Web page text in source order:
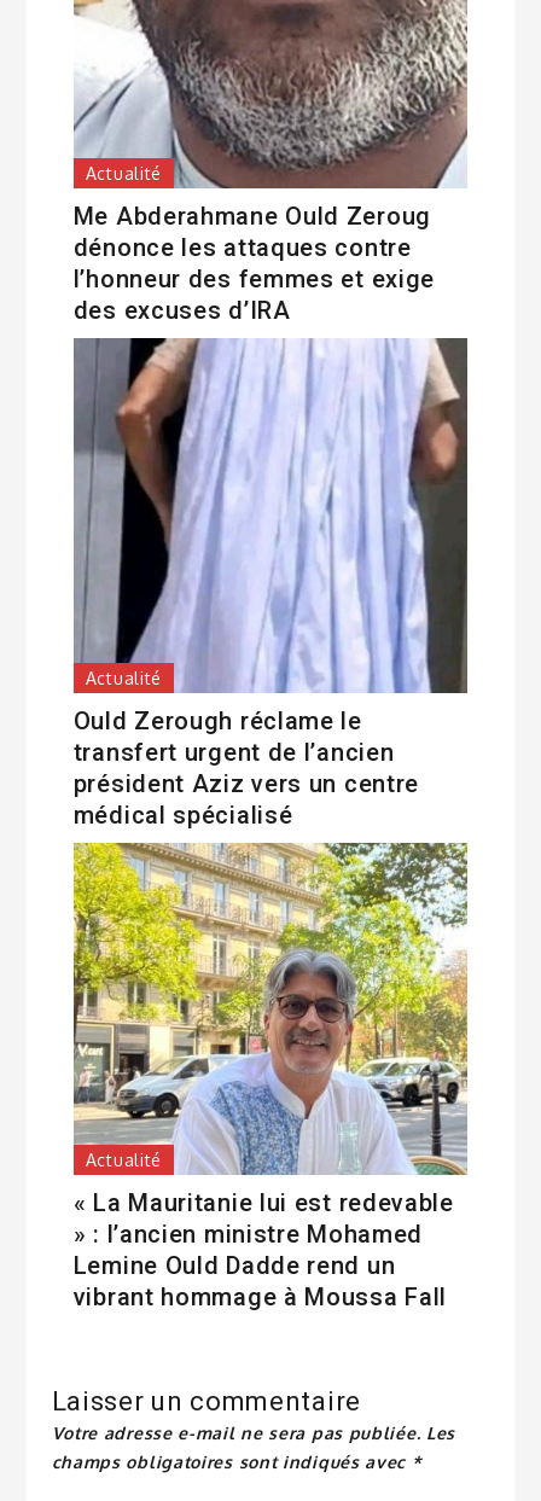
Actualité
Me Abderahmane Ould Zeroug
dénonce les attaques contre
l’honneur des femmes et exige
des excuses d’IRA
Actualité
Ould Zerough réclame le
transfert urgent de l’ancien
président Aziz vers un centre
médical spécialisé
Actualité
« La Mauritanie lui est redevable
» : l’ancien ministre Mohamed
Lemine Ould Dadde rend un
vibrant hommage à Moussa Fall
Laisser un commentaire
Votre adresse e-mail ne sera pas publiée. Les
champs obligatoires sont indiqués avec *